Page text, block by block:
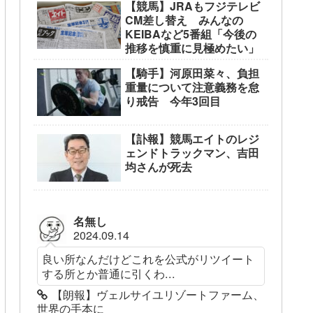
【競馬】JRAもフジテレビ
CM差し替え みんなの
KEIBAなど5番組「今後の
推移を慎重に見極めたい」
【騎手】河原田菜々、負担
重量について注意義務を怠
り戒告 今年3回目
【訃報】競馬エイトのレジ
ェンドトラックマン、吉田
均さんが死去
名無し
2024.09.14
良い所なんだけどこれを公式がリツイート
する所とか普通に引くわ...
【朗報】ヴェルサイユリゾートファーム、
世界の手本に